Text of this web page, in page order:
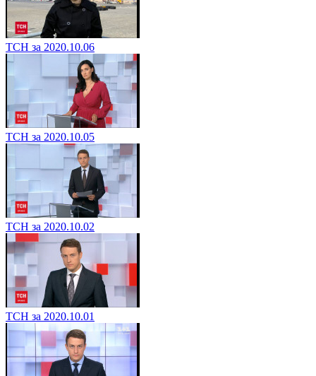
ТСН за 2020.10.06
ТСН за 2020.10.05
ТСН за 2020.10.02
ТСН за 2020.10.01